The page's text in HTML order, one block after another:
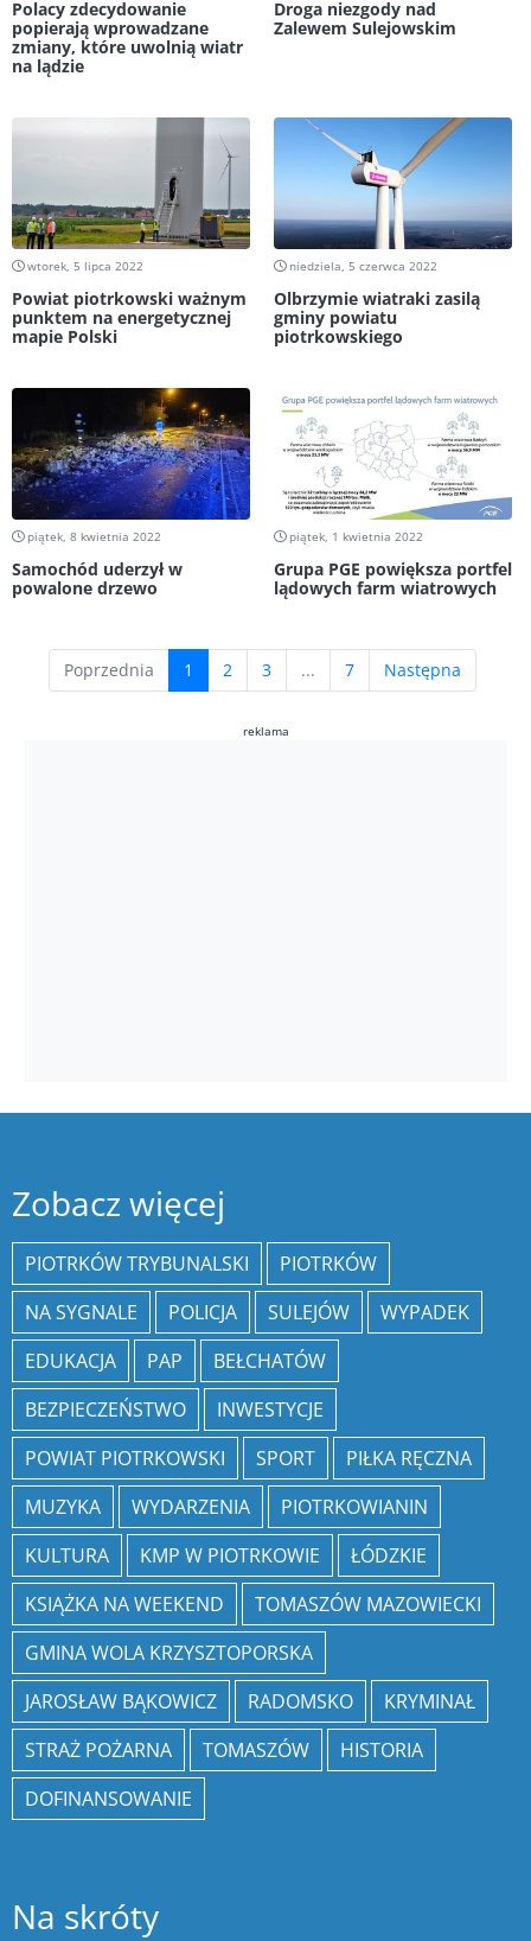
Polacy zdecydowanie
popierają wprowadzane
zmiany, które uwolnią wiatr
na lądzie
Droga niezgody nad
Zalewem Sulejowskim
wtorek, 5 lipca 2022
Powiat piotrkowski ważnym
punktem na energetycznej
mapie Polski
niedziela, 5 czerwca 2022
Olbrzymie wiatraki zasilą
gminy powiatu
piotrkowskiego
piątek, 8 kwietnia 2022
Samochód uderzył w
powalone drzewo
piątek, 1 kwietnia 2022
Grupa PGE powiększa portfel
lądowych farm wiatrowych
Poprzednia 1 (current)
2 3 ... 7 Następna
reklama
Zobacz więcej
PIOTRKÓW TRYBUNALSKI
PIOTRKÓW
NA SYGNALE
POLICJA SULEJÓW
WYPADEK
EDUKACJA
PAP
BEŁCHATÓW
BEZPIECZEŃSTWO
INWESTYCJE
POWIAT PIOTRKOWSKI
SPORT
PIŁKA RĘCZNA
MUZYKA
WYDARZENIA
PIOTRKOWIANIN
KULTURA
KMP W PIOTRKOWIE
ŁÓDZKIE
KSIĄŻKA NA WEEKEND
TOMASZÓW MAZOWIECKI
GMINA WOLA KRZYSZTOPORSKA
JAROSŁAW BĄKOWICZ
RADOMSKO
KRYMINAŁ
STRAŻ POŻARNA
TOMASZÓW
HISTORIA
DOFINANSOWANIE
Na skróty